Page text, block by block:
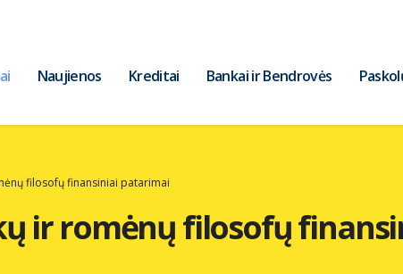
Naujienos Kreditai Bankai ir Bendrovės
filosofų finansiniai patarimai
ir romėnų filosofų